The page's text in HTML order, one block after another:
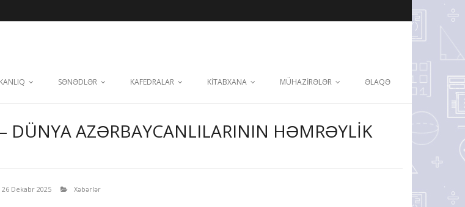
SƏNƏDLƏR KAFEDRALAR KİTABXANA MÜHAZİRƏLƏR ƏLAQƏ
DÜNYA AZƏRBAYCANLILARININ HƏMRƏYLIK
26 Dekabr 2025 Xəbərlər